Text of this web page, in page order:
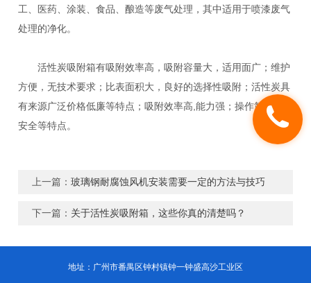
工、医药、涂装、食品、酿造等废气处理，其中适用于喷漆废气
处理的净化。
活性炭吸附箱有吸附效率高，吸附容量大，适用面广；维护
方便，无技术要求；比表面积大，良好的选择性吸附；活性炭具
有来源广泛价格低廉等特点；吸附效率高,能力强；操作简易、
安全等特点。
上一篇：玻璃钢耐腐蚀风机安装需要一定的方法与技巧
下一篇： 关于活性炭吸附箱，这些你真的清楚吗？
地址：广州市番禺区钟村镇钟一钟盛高沙工业区